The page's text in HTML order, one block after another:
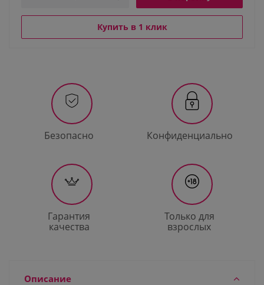
Купить в 1 клик
Безопасно Конфиденциально
Гарантия
качества
Только для
взрослых
Описание